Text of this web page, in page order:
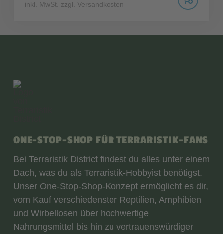
inkl. MwSt. zzgl. Versandkosten
ONE-STOP-SHOP FÜR TERRARISTIK-FANS
Bei Terraristik District findest du alles unter einem
Dach, was du als Terraristik-Hobbyist benötigst.
Unser One-Stop-Shop-Konzept ermöglicht es dir,
vom Kauf verschiedenster Reptilien, Amphibien
und Wirbellosen über hochwertige
Nahrungsmittel bis hin zu vertrauenswürdiger